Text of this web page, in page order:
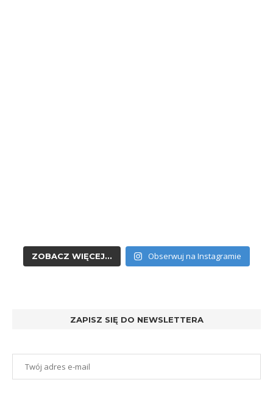
ZOBACZ WIĘCEJ... Obserwuj na Instagramie
ZAPISZ SIĘ DO NEWSLETTERA